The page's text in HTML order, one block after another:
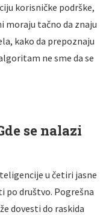
korisničke podrške,
moraju tačno da znaju
kako da prepoznaju
ne sme da se
se nalazi
u četiri jasne
po društvo. Pogrešna
dovesti do raskida